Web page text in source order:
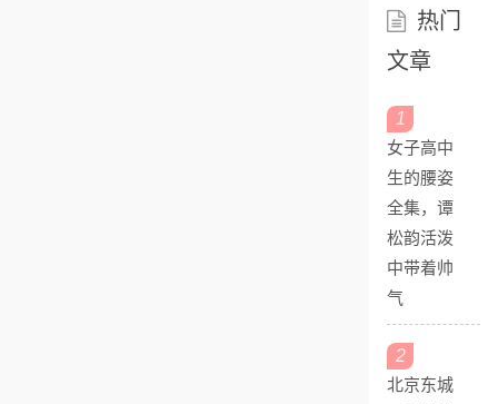
的女...
热门
文章
1
女子高中
生的腰姿
全集，谭
松韵活泼
中带着帅
气
2
北京东城